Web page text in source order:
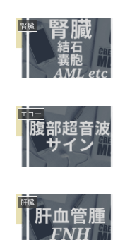
腎臓
エコー
肝臓